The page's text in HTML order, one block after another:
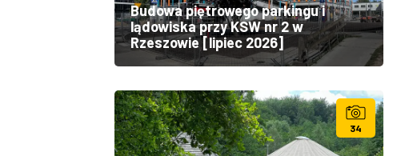
Budowa piętrowego parkingu i
lądowiska przy KSW nr 2 w
Rzeszowie [lipiec 2026]
34